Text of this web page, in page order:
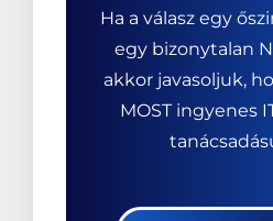
Ha a válasz egy
egy bizonytalan
akkor javasoljuk,
MOST ingyenes